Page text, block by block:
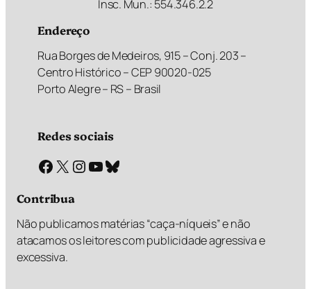
Insc. Mun.: 554.346.2.2
Endereço
Rua Borges de Medeiros, 915 – Conj. 203 –
Centro Histórico – CEP 90020-025
Porto Alegre – RS – Brasil
Redes sociais
Facebook X Instagram Youtube Bluesky
Contribua
Não publicamos matérias “caça-níqueis” e não
atacamos os leitores com publicidade agressiva e
excessiva.